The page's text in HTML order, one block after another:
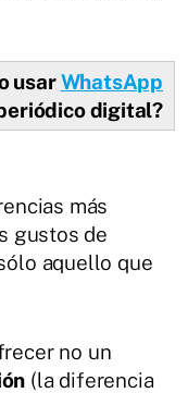
usarWhatsApp
digital?
más
gustos de
aquello que
no un
(la diferencia